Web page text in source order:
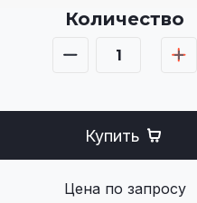
Количество
Купить
Цена по запросу